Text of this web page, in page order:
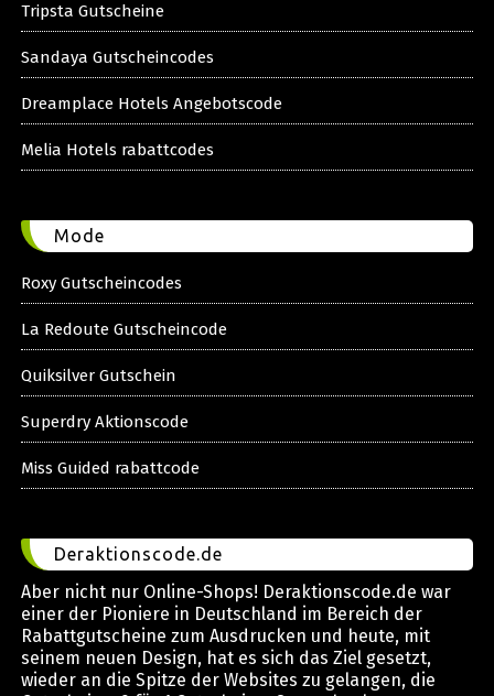
Tripsta Gutscheine
Sandaya Gutscheincodes
Dreamplace Hotels Angebotscode
Melia Hotels rabattcodes
Mode
Roxy Gutscheincodes
La Redoute Gutscheincode
Quiksilver Gutschein
Superdry Aktionscode
Miss Guided rabattcode
Deraktionscode.de
Aber nicht nur Online-Shops! Deraktionscode.de war
einer der Pioniere in Deutschland im Bereich der
Rabattgutscheine zum Ausdrucken und heute, mit
seinem neuen Design, hat es sich das Ziel gesetzt,
wieder an die Spitze der Websites zu gelangen, die